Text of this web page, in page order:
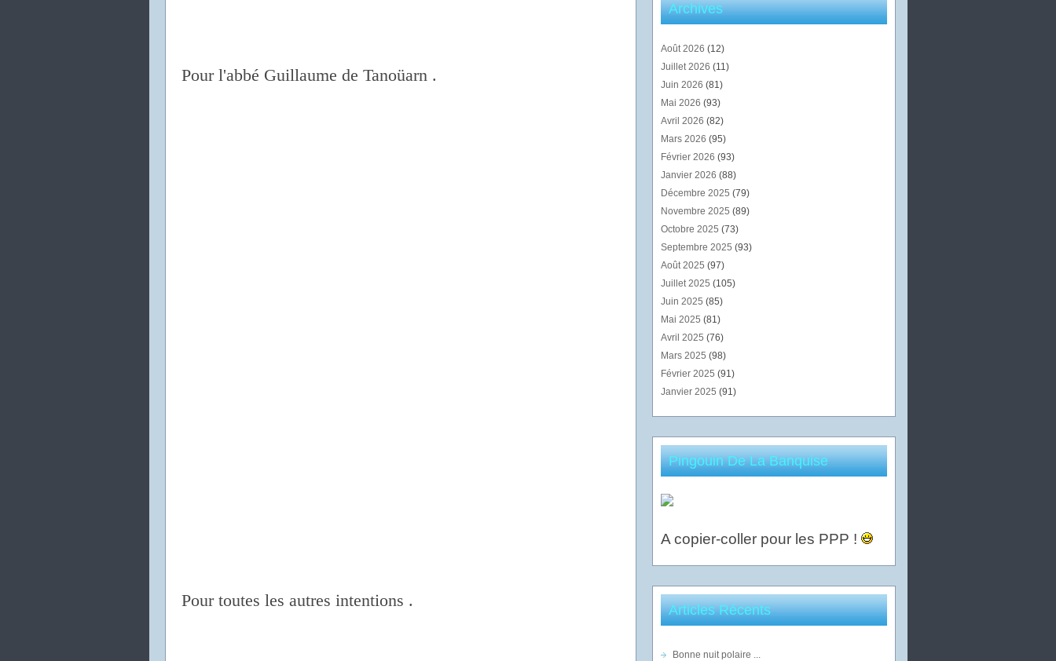
Pour l'abbé Guillaume de Tanoüarn .
Pour toutes les autres intentions .
Archives
Août 2026 (12)
Juillet 2026 (11)
Juin 2026 (81)
Mai 2026 (93)
Avril 2026 (82)
Mars 2026 (95)
Février 2026 (93)
Janvier 2026 (88)
Décembre 2025 (79)
Novembre 2025 (89)
Octobre 2025 (73)
Septembre 2025 (93)
Août 2025 (97)
Juillet 2025 (105)
Juin 2025 (85)
Mai 2025 (81)
Avril 2025 (76)
Mars 2025 (98)
Février 2025 (91)
Janvier 2025 (91)
Pingouin De La Banquise
A copier-coller pour les PPP !
Articles Récents
Bonne nuit polaire ...